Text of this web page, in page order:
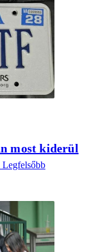
most kiderül